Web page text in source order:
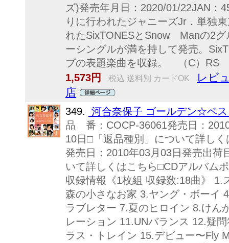
ズ)発売年月日：2020/01/22JAN：
りに行われたジャニーズJr．単独
れたSixTONESとSnow Manの2グ
ーシングルが満を持して発売。
プの表題楽曲を収録。 （C）RS
1,573円
税込 送料別 カードOK
レビ
店
349.
河合奈保子 ゴールデン☆ベ
品 番：COCP-36061発売日：
10日□「返品種別」について詳し
発売日：2010年03月03日発売出荷
いて詳しくはこちら□CDアルバム
収録情報《1枚組 収録数:18曲》 1.
森の小さなお家 3.ヤング・ボーイ
ラブレター 7.夏のヒロイン 8.けん
レーション 11.UNバランス 12.疑
ラス・トレイン 15.デビュー〜Fly